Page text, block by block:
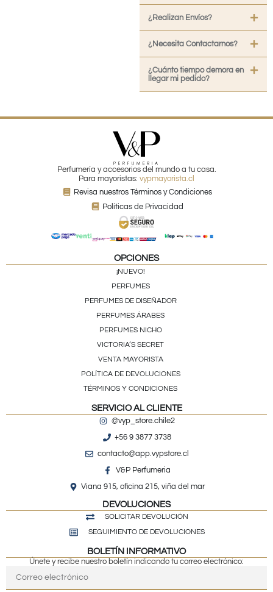
¿Realizan Envíos?
¿Necesita Contactarnos?
¿Cuánto tiempo demora en
llegar mi pedido?
Perfumería y accesorios del mundo a tu casa.
Para mayoristas: vypmayorista.cl
Revisa nuestros Términos y Condiciones
Políticas de Privacidad
OPCIONES
¡NUEVO!
PERFUMES
PERFUMES DE DISEÑADOR
PERFUMES ÁRABES
PERFUMES NICHO
VICTORIA’S SECRET
VENTA MAYORISTA
POLÍTICA DE DEVOLUCIONES
TÉRMINOS Y CONDICIONES
SERVICIO AL CLIENTE
@vyp_store.chile2
+56 9 3877 3738
contacto@app.vypstore.cl
V&P Perfumeria
Viana 915, oficina 215, viña del mar
DEVOLUCIONES
SOLICITAR DEVOLUCIÓN
SEGUIMIENTO DE DEVOLUCIONES
BOLETÍN INFORMATIVO
Únete y recibe nuestro boletín indicando tu correo electrónico: